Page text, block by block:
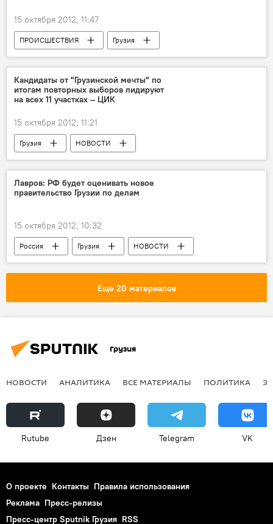
15 октября 2012, 11:47
ПРОИСШЕСТВИЯ
Грузия
НОВОСТИ
ОБЩЕСТВО
Кандидаты от "Грузинской мечты" по
итогам повторных выборов лидируют
на всех 11 участках – ЦИК
15 октября 2012, 11:21
Грузия НОВОСТИ
Лавров: РФ будет оценивать новое
правительство Грузии по делам
15 октября 2012, 10:32
Россия Грузия НОВОСТИ
Еще 20 материалов
Грузия
НОВОСТИ АНАЛИТИКА ВСЕ МАТЕРИАЛЫ ПОЛИТИКА
Rutube Дзен Telegram VK
О проекте Контакты Правила использования
Реклама Пресс-релизы
Пресс-центр Sputnik Грузия RSS